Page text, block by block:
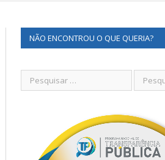
NÃO ENCONTROU O QUE QUERIA?